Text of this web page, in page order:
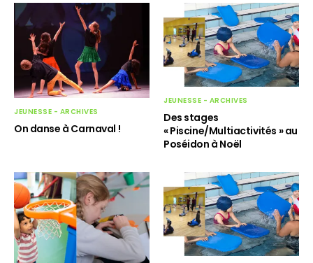
JEUNESSE - ARCHIVES
On danse à Carnaval !
JEUNESSE - ARCHIVES
Des stages
« Piscine/Multiactivités » au
Poséidon à Noël